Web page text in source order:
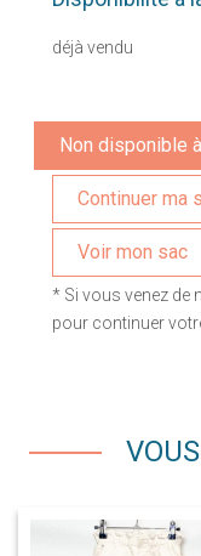
déjà vendu
Non disponible
Voir mon sac
* Si vous venez de
pour continuer